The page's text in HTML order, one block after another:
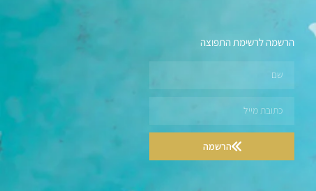
הרשמה לרשימת התפוצה
הרשמה